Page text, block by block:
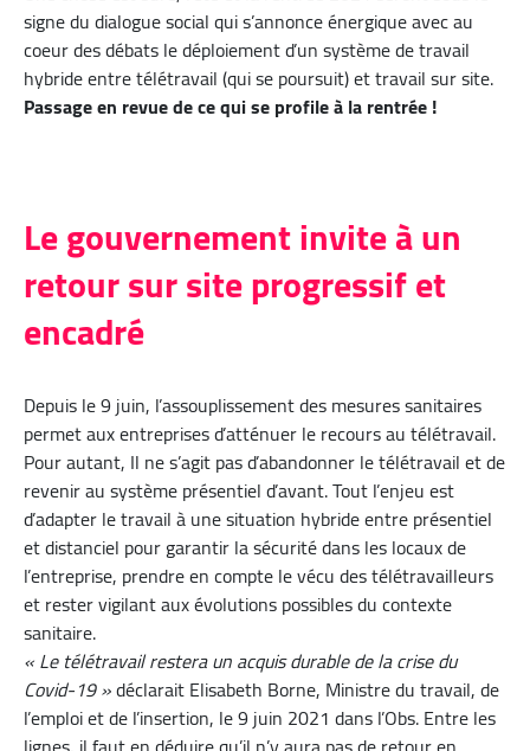
signe du dialogue social qui s’annonce énergique avec au
coeur des débats le déploiement d’un système de travail
hybride entre télétravail (qui se poursuit) et travail sur site.
Passage en revue de ce qui se profile à la rentrée !
Le gouvernement invite à un
retour sur site progressif et
encadré
Depuis le 9 juin, l’assouplissement des mesures sanitaires
permet aux entreprises d’atténuer le recours au télétravail.
Pour autant, Il ne s’agit pas d’abandonner le télétravail et de
revenir au système présentiel d’avant. Tout l’enjeu est
d’adapter le travail à une situation hybride entre présentiel
et distanciel pour garantir la sécurité dans les locaux de
l’entreprise, prendre en compte le vécu des télétravailleurs
et rester vigilant aux évolutions possibles du contexte
sanitaire.
« Le télétravail restera un acquis durable de la crise du
Covid-19 »déclarait Elisabeth Borne, Ministre du travail, de
l’emploi et de l’insertion, le 9 juin 2021 dans l’Obs. Entre les